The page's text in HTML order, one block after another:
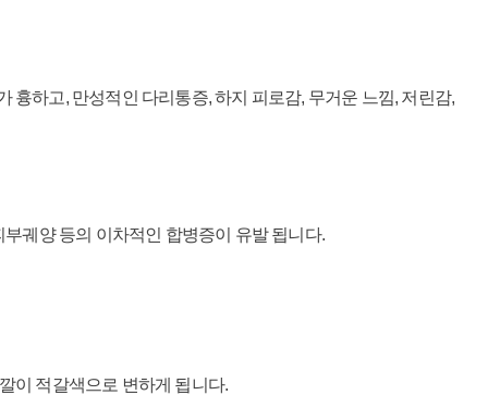
하고, 만성적인 다리통증, 하지 피로감, 무거운 느낌, 저린감,
궤양 등의 이차적인 합병증이 유발 됩니다.
이 적갈색으로 변하게 됩니다.